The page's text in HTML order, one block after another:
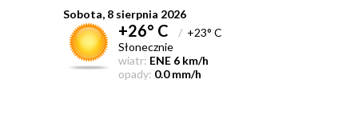
Sobota, 8 sierpnia 2026
+26° C /+23° C
Słonecznie
wiatr: ENE 6 km/h
opady: 0.0 mm/h